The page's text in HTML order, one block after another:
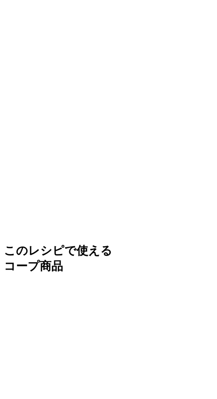
このレシピで使える
コープ商品